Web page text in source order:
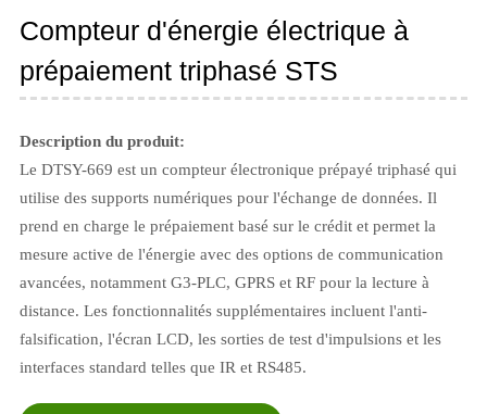
Compteur d'énergie électrique à
prépaiement triphasé STS
Description du produit:
Le DTSY-669 est un compteur électronique prépayé triphasé qui
utilise des supports numériques pour l'échange de données. Il
prend en charge le prépaiement basé sur le crédit et permet la
mesure active de l'énergie avec des options de communication
avancées, notamment G3-PLC, GPRS et RF pour la lecture à
distance. Les fonctionnalités supplémentaires incluent l'anti-
falsification, l'écran LCD, les sorties de test d'impulsions et les
interfaces standard telles que IR et RS485.